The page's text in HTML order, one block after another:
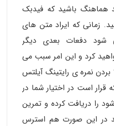
هماهنگ باشید که فیدبک
زمانی که ایراد متن های
دفعات بعدی دیگر
کرد و این امر سبب می
بردن نمره ی رایتینگ آیلتس
قرار است در اختیار شما در
را دریافت کرده و تمرین
در این صورت هم استرس